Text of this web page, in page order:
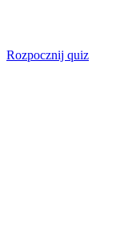
Rozpocznij quiz